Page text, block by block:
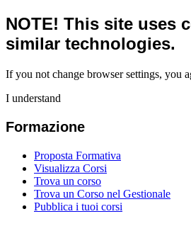
NOTE! This site uses
similar technologies.
If you not change browser settings, you
I understand
Formazione
Proposta Formativa
Visualizza Corsi
Trova un corso
Trova un Corso nel Gestionale
Pubblica i tuoi corsi